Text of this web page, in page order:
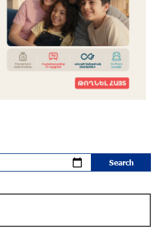
9 months ago
of the “Born in Artsakh” Program
of Artsakh to Moscow
9 months ago
in the USA
and First U.S. Concert of the Music
Young Musicians